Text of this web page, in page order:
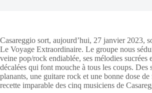
Casareggio sort, aujourd’hui, 27 janvier 2023,
Le Voyage Extraordinaire. Le groupe nous
veine pop/rock endiablée, ses mélodies sucrées
décalées qui font mouche à tous les coups. Des
planants, une guitare rock et une bonne dose
recette imparable des cinq musiciens de